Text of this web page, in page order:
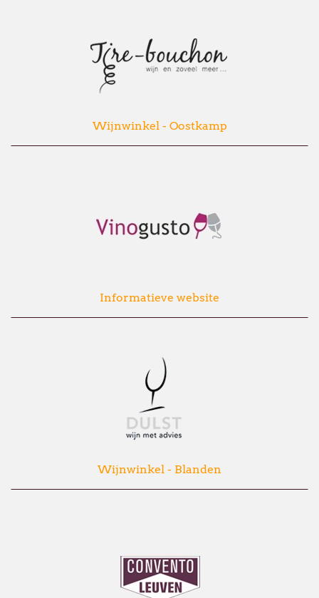
Wijnwinkel - Oostkamp
Informatieve website
Wijnwinkel - Blanden